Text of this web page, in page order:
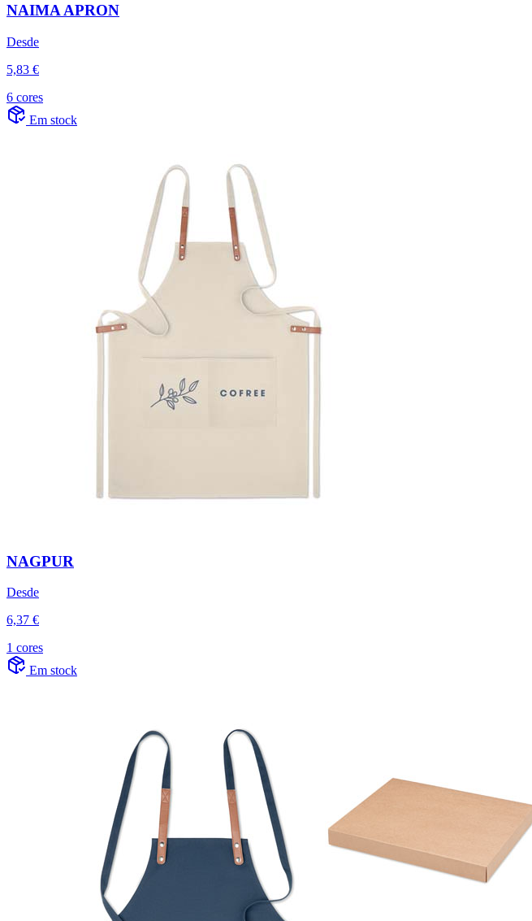
NAIMA APRON
Desde
5,83 €
6 cores
Em stock
NAGPUR
Desde
6,37 €
1 cores
Em stock